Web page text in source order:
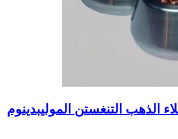
الذهب التنغستن الموليبدينوم